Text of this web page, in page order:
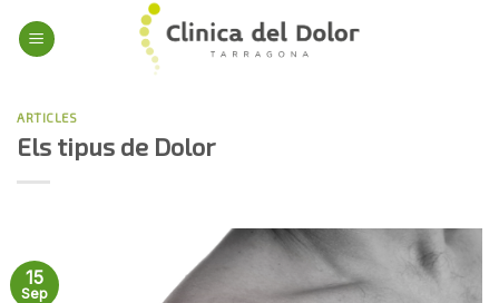
ARTICLES
Els tipus de Dolor
15
Sep